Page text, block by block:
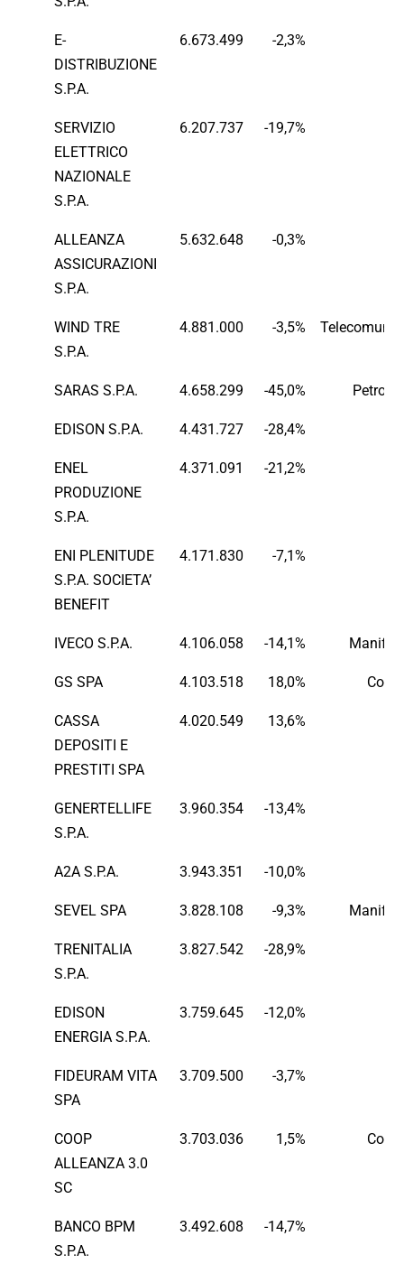
E-
DISTRIBUZIONE
S.P.A.
6.673.499 -2,3%
SERVIZIO
ELETTRICO
NAZIONALE
S.P.A.
6.207.737 -19,7%
ALLEANZA
ASSICURAZIONI
S.P.A.
5.632.648 -0,3%
WIND TRE
S.P.A.
4.881.000 -3,5%
SARAS S.P.A. 4.658.299 -45,0%
EDISON S.P.A. 4.431.727 -28,4%
ENEL
PRODUZIONE
S.P.A.
4.371.091 -21,2%
ENI PLENITUDE
S.P.A. SOCIETA’
BENEFIT
4.171.830 -7,1%
IVECO S.P.A. 4.106.058 -14,1%
GS SPA 4.103.518 18,0%
CASSA
DEPOSITI E
PRESTITI SPA
4.020.549 13,6%
GENERTELLIFE
S.P.A.
3.960.354 -13,4%
A2A S.P.A. 3.943.351 -10,0%
SEVEL SPA 3.828.108 -9,3%
TRENITALIA
S.P.A.
3.827.542 -28,9%
EDISON
ENERGIA S.P.A.
3.759.645 -12,0%
FIDEURAM VITA
SPA
3.709.500 -3,7%
COOP
ALLEANZA 3.0
SC
3.703.036 1,5%
BANCO BPM
S.P.A.
3.492.608 -14,7%